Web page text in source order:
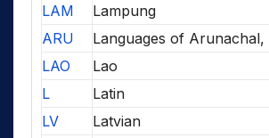
LAM
Lampung
ARU
Languages of Arunachal,
LAO
Lao
L
Latin
LV
Latvian